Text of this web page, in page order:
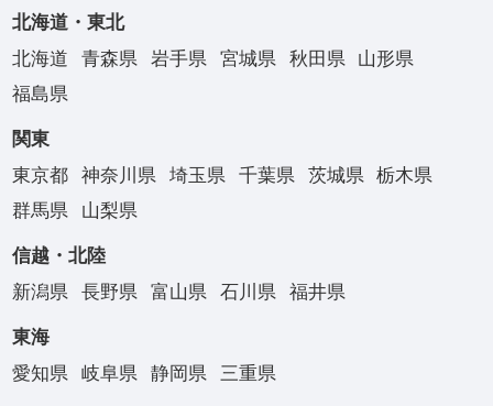
北海道・東北
北海道
青森県 岩手県 宮城県 秋田県
山形県
福島県
関東
東京都
神奈川県 埼玉県 千葉県 茨城県
栃木県
群馬県
山梨県
信越・北陸
新潟県
長野県 富山県 石川県 福井県
東海
愛知県
岐阜県 静岡県 三重県